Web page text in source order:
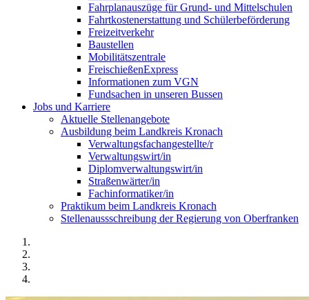
Fahrplanauszüge für Grund- und Mittelschulen
Fahrtkostenerstattung und Schülerbeförderung
Freizeitverkehr
Baustellen
Mobilitätszentrale
FreischießenExpress
Informationen zum VGN
Fundsachen in unseren Bussen
Jobs und Karriere
Aktuelle Stellenangebote
Ausbildung beim Landkreis Kronach
Verwaltungsfachangestellte/r
Verwaltungswirt/in
Diplomverwaltungswirt/in
Straßenwärter/in
Fachinformatiker/in
Praktikum beim Landkreis Kronach
Stellenaussschreibung der Regierung von Oberfranken